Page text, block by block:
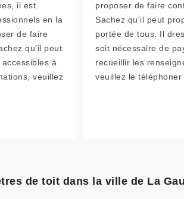
il est
en la
de faire
qu'il peut
à
veuillez
proposer de faire
Sachez qu'il peut
portée de tous. Il
soit nécessaire de
recueillir les
veuillez le téléphoner
de toit dans la ville de La